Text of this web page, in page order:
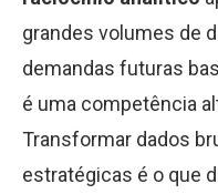
grandes volumes de
demandas futuras
é uma competência
Transformar dados
estratégicas é o que